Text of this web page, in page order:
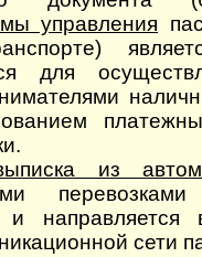
управления
для
из
и
сети